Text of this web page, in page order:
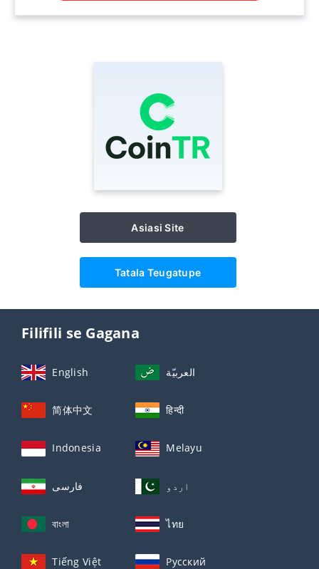
Asiasi Site
Tatala Teugatupe
Filifili se Gagana
English العربيّة
简体中文 हिन्दी
Indonesia Melayu
فارسی اردو
বাংলা ไทย
Tiếng Việt Русский